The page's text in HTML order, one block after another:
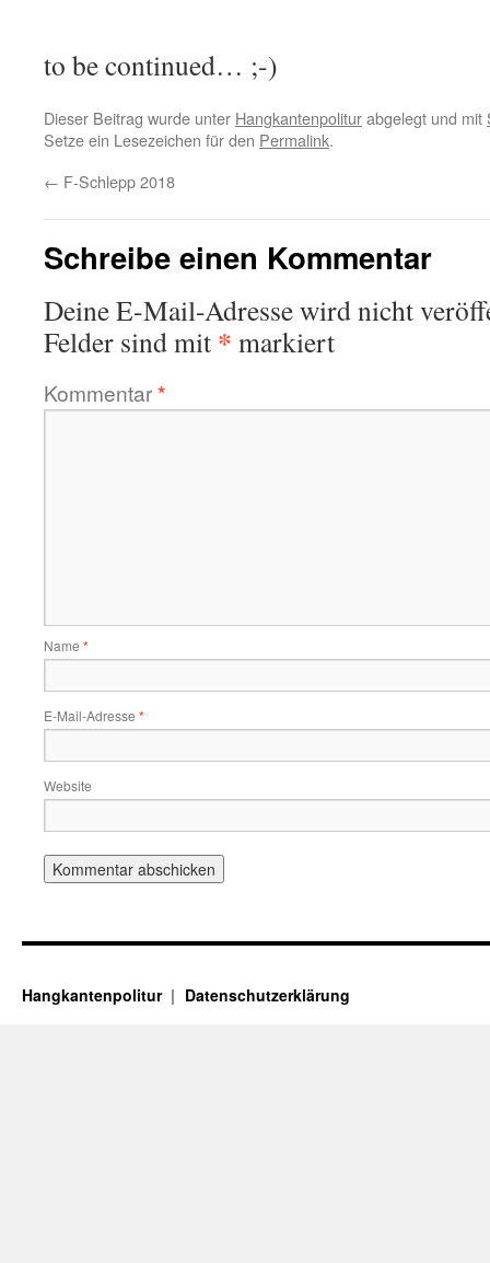
to be continued… ;-)
Dieser Beitrag wurde unter Hangkantenpoliturabgelegt und mit
Setze ein Lesezeichen für den Permalink.
← F-Schlepp 2018
Schreibe einen Kommentar
Deine E-Mail-Adresse wird nicht
Felder sind mit * markiert
Kommentar*
Name *
E-Mail-Adresse *
Website
Hangkantenpolitur Datenschutzerklärung